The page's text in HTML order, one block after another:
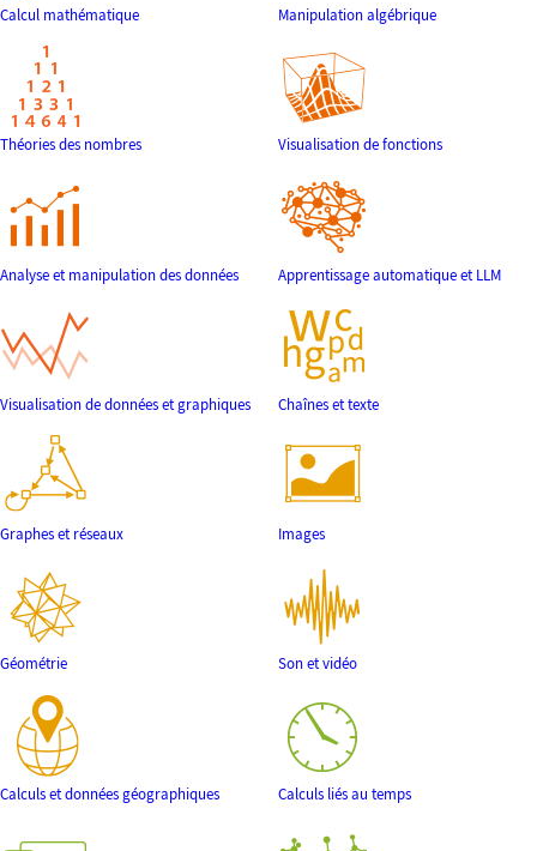
Calcul mathématique Manipulation algébrique
Théories des nombres Visualisation de fonctions
Analyse et manipulation des données Apprentissage automatique et LLM
Visualisation de données et graphiques Chaînes et texte
Graphes et réseaux Images
Géométrie Son et vidéo
Calculs et données géographiques Calculs liés au temps